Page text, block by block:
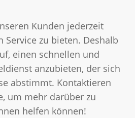
Kunden jederzeit
Service zu bieten. Deshalb
einen schnellen und
anzubieten, der sich
abstimmt. Kontaktieren
um mehr darüber zu
helfen können!